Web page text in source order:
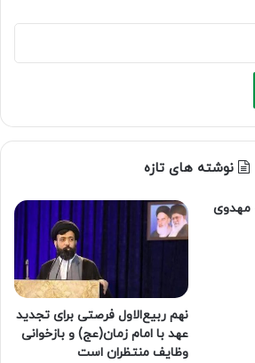
نوشته های تازه
مهدوی
نهم ربیع‌الاول فرصتی برای تجدید
عهد با امام زمان(عج) و بازخوانی
وظایف منتظران است